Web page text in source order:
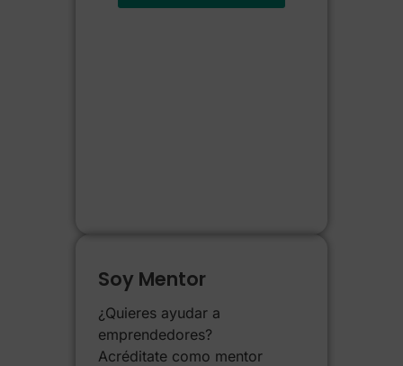
Soy Mentor
¿Quieres ayudar a
emprendedores?
Acréditate como mentor